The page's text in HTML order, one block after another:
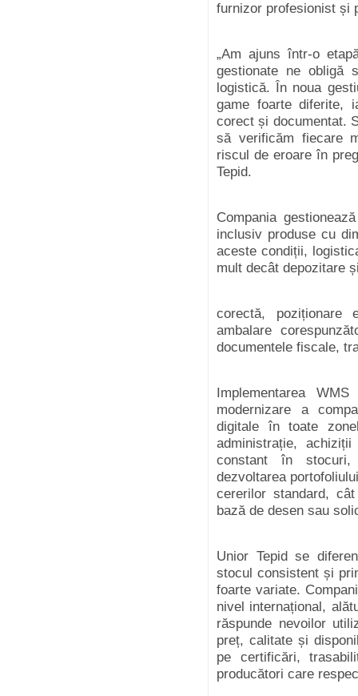
furnizor profesionist și
„Am ajuns într-o
gestionate ne obligă
logistică. În noua
game foarte diferite,
corect și documentat.
să verificăm fiecare
riscul de eroare în
Tepid.
Compania
inclusiv produse cu
aceste condiții,
mult decât depozitare
corectă, poziționare
ambalare
documentele fiscale,
Implementarea
modernizare a
digitale în toate
administrație,
constant în stocuri,
dezvoltarea
cererilor standard,
bază de desen sau
Unior Tepid se
stocul consistent și
foarte variate.
nivel internațional,
răspunde nevoilor
preț, calitate și
pe certificări,
producători care